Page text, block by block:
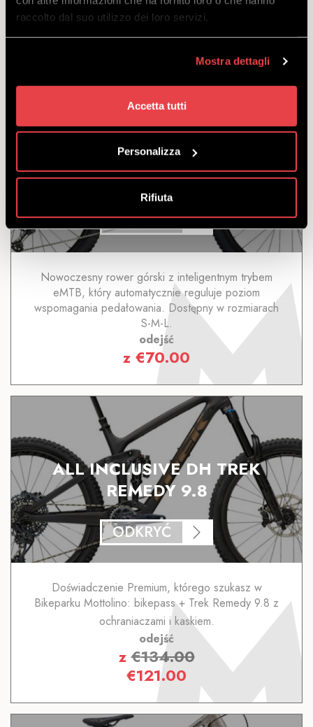
raccolto dal suo utilizzo dei loro servizi.
Mostra dettagli
Accetta tutti
Personalizza
Rifiuta
odejść
z €100.00
MTB E-BIKE TREK RAIL 7
ODKRYĆ
Nowoczesny rower górski z inteligentnym trybem
eMTB, który automatycznie reguluje poziom
wspomagania pedałowania. Dostępny w rozmiarach
S-M-L.
odejść
z €70.00
ALL INCLUSIVE DH TREK
REMEDY 9.8
ODKRYĆ
Doświadczenie Premium, którego szukasz w
Bikeparku Mottolino: bikepass + Trek Remedy 9.8 z
ochraniaczami i kaskiem.
odejść
z€134.00
€121.00